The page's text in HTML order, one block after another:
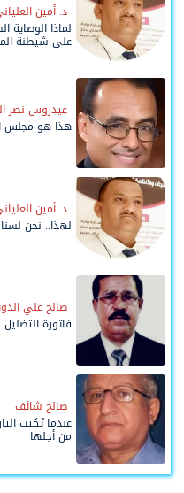
د. أمين
لماذا
على شيطنة
وحواضنه
عيدروس نصر
هذا هو مجلس
د. أمين
لهذا.. نحن
صالح علي
فاتورة
صالح شائف
عندما يُكتب
من أجلها